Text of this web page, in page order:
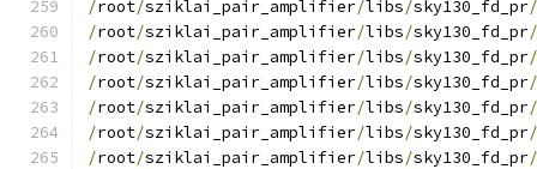
/root/sziklai_pair_amplifier/libs/sky130_fd_pr/
/root/sziklai_pair_amplifier/libs/sky130_fd_pr/
/root/sziklai_pair_amplifier/libs/sky130_fd_pr/
/root/sziklai_pair_amplifier/libs/sky130_fd_pr/
/root/sziklai_pair_amplifier/libs/sky130_fd_pr/
/root/sziklai_pair_amplifier/libs/sky130_fd_pr/
/root/sziklai_pair_amplifier/libs/sky130_fd_pr/